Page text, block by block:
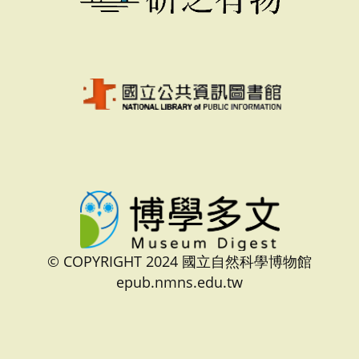
© COPYRIGHT 2024 國立自然科學博物館
epub.nmns.edu.tw